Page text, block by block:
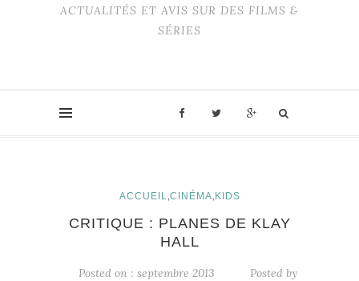
ACTUALITÉS ET AVIS SUR DES FILMS &
SÉRIES
ACCUEIL,CINÉMA, KIDS
CRITIQUE : PLANES DE KLAY
HALL
Posted on : septembre 2013
Posted by